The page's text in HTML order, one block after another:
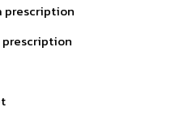
prescription
prescription